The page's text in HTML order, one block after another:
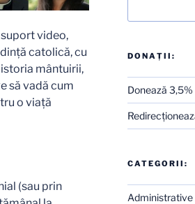
video,
catolică, cu
mântuirii,
să vadă cum
o viață
(sau prin
DONAȚII:
Donează 3,5%
CATEGORII:
Administrative